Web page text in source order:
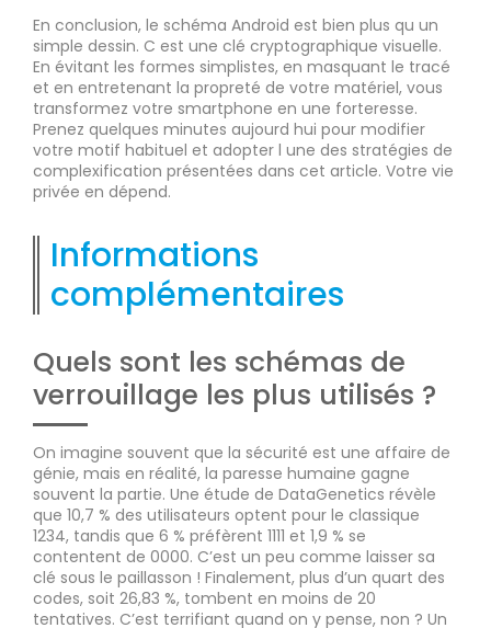
En conclusion, le schéma Android est bien plus qu un
simple dessin. C est une clé cryptographique visuelle.
En évitant les formes simplistes, en masquant le tracé
et en entretenant la propreté de votre matériel, vous
transformez votre smartphone en une forteresse.
Prenez quelques minutes aujourd hui pour modifier
votre motif habituel et adopter l une des stratégies de
complexification présentées dans cet article. Votre vie
privée en dépend.
Informations
complémentaires
Quels sont les schémas de
verrouillage les plus utilisés ?
On imagine souvent que la sécurité est une affaire de
génie, mais en réalité, la paresse humaine gagne
souvent la partie. Une étude de DataGenetics révèle
que 10,7 % des utilisateurs optent pour le classique
1234, tandis que 6 % préfèrent 1111 et 1,9 % se
contentent de 0000. C’est un peu comme laisser sa
clé sous le paillasson ! Finalement, plus d’un quart des
codes, soit 26,83 %, tombent en moins de 20
tentatives. C’est terrifiant quand on y pense, non ? Un